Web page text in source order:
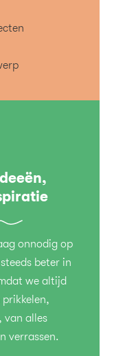
onnodig op
beter in
we altijd
van alles
verrassen.